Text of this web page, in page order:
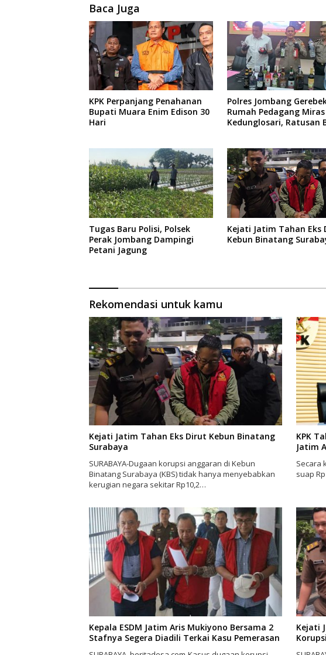
Baca Juga
KPK Perpanjang Penahanan
Bupati Muara Enim Edison 30
Hari
Polres Jombang
Rumah Pedagang
Kedunglosari, Ratusan
Tugas Baru Polisi, Polsek
Perak Jombang Dampingi
Petani Jagung
Kejati Jatim Tahan Eks
Kebun Binatang
Rekomendasi untuk kamu
Kejati Jatim Tahan Eks Dirut Kebun Binatang
Surabaya
SURABAYA-Dugaan korupsi anggaran di Kebun
Binatang Surabaya (KBS) tidak hanya menyebabkan
kerugian negara sekitar Rp10,2…
KPK
Jatim
Secara
suap
Kepala ESDM Jatim Aris Mukiyono Bersama 2
Stafnya Segera Diadili Terkai Kasu Pemerasan
Kejati